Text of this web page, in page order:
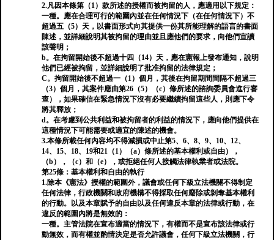
2.凡因本條第（1）款所述的授權而被拘留的人，應適用以下規定：
一種。應在合理可行的範圍內並在任何情況下（在任何情況下）不
超過五（5）天，以書面形式向其提供一份其所能理解的語言的書面
陳述，並詳細說明其被拘留的理由並且應他們的要求，向他們宣讀
該聲明；
b。在拘留開始後不超過十四（14）天，應在憲報上發布通知，說明
他們已經被拘留，並詳細說明了批准拘留的法律規定；
C。拘留開始後不超過一（1）個月，其後在拘留期間間隔不超過三
（3）個月，其案件應由第26（5）（c）條所述的諮詢委員會進行審
查），如果確信在緊急情況下沒有必要繼續拘留這些人，則應下令
將其釋放；
d。在考慮到公共利益和被拘留者的利益的情況下，應向他們提供在
這種情況下可能需要或適宜的陳述的機會。
3.本條所載任何內容均不得減損或中止第5、6、8、9、10、12、
14、15、18、19和21（1）（a）條所述的基本權利或自由），
（b），（c）和（e），或拒絕任何人接觸法律執業者或法院。
第25條：基本權利和自由的執行
1.除本《憲法》授權的範圍外，議會或任何下級立法機關不得制定
任何法律，行政機關和政府機構不得採取任何廢除或剝奪基本權利
的行動。以及本章賦予的自由以及任何違反本章的法律或行動，在
違反的範圍內將是無效的：
一種。主管法院在宣布適當的情況下，有權而不是宣布該法律或行
動無效，而有權並酌情決定是否允許議會，任何下級立法機關，行